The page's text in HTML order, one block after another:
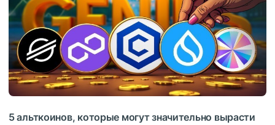
5 альткоинов, которые могут значительно вырасти